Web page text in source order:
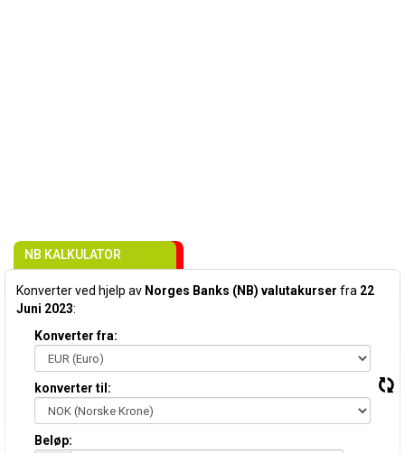
NB KALKULATOR
Konverter ved hjelp av Norges Banks (NB) valutakurser fra 22
Juni 2023:
Konverter fra:
konverter til:
Beløp: